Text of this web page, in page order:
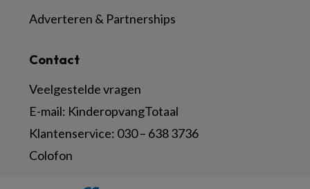
Contact
Veelgestelde vragen
E-mail: KinderopvangTotaal
Klantenservice: 030 – 638 3736
Colofon
Adverteren & Partnerships